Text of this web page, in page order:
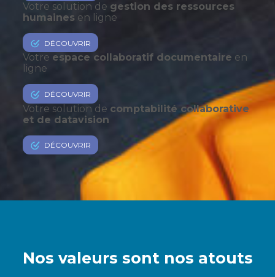
Votre solution de gestion des ressources
humaines en ligne
DÉCOUVRIR
Votre espace collaboratif documentaire en
ligne
DÉCOUVRIR
Votre solution de comptabilité collaborative
et de datavision
DÉCOUVRIR
Nos valeurs sont nos atouts